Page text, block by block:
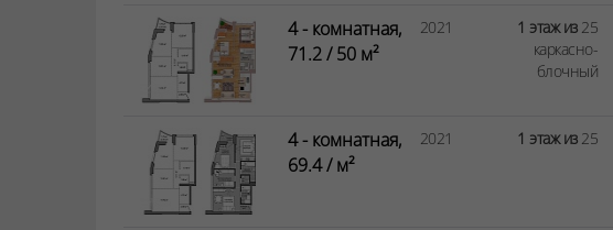
4 - комнатная,
71.2 / 50 м²
2021 1 этаж из25
каркасно-
блочный
4 - комнатная,
69.4 / м²
2021 1 этаж из25